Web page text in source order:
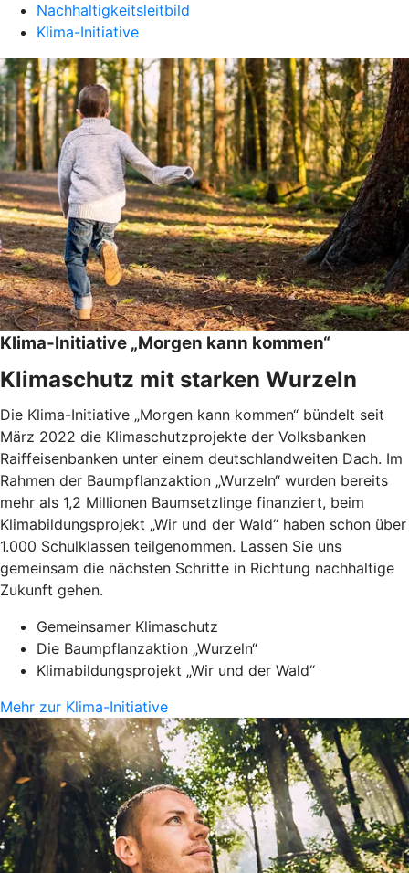
Nachhaltigkeitsleitbild
Klima-Initiative
Klima-Initiative „Morgen kann kommen“
Klimaschutz mit starken Wurzeln
Die Klima-Initiative „Morgen kann kommen“ bündelt seit
März 2022 die Klimaschutzprojekte der Volksbanken
Raiffeisenbanken unter einem deutschlandweiten Dach. Im
Rahmen der Baumpflanzaktion „Wurzeln“ wurden bereits
mehr als 1,2 Millionen Baumsetzlinge finanziert, beim
Klimabildungsprojekt „Wir und der Wald“ haben schon über
1.000 Schulklassen teilgenommen. Lassen Sie uns
gemeinsam die nächsten Schritte in Richtung nachhaltige
Zukunft gehen.
Gemeinsamer Klimaschutz
Die Baumpflanzaktion „Wurzeln“
Klimabildungsprojekt „Wir und der Wald“
Mehr zur Klima-Initiative